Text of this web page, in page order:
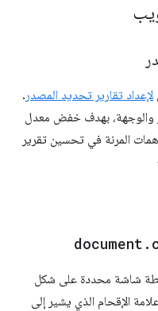
لإعداد تقارير تحديد المصدر .
والوجهة، بهدف خفض معدل
المرنة في تحسين تقرير
document .
شاشة محددة على شكل
الإقحام الذي يشير إلى